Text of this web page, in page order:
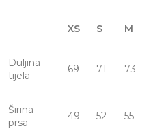
XS S M
Duljina
tijela
69 71 73
Širina
prsa
49 52 55